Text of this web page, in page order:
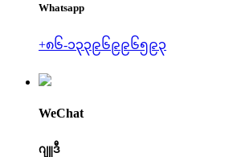
Whatsapp
+၈၆-၁၃၃၉၆၉၉၆၅၉၃
WeChat
ဂျူဒီ